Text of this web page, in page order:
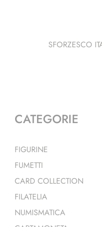
SFORZESCO
CATEGORIE
FIGURINE
FUMETTI
CARD COLLECTION
FILATELIA
NUMISMATICA